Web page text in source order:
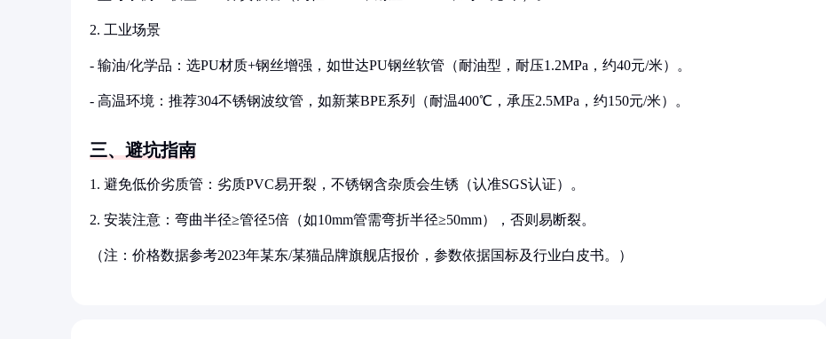
2. 工业场景
- 输油/化学品：选PU材质+钢丝增强，如世达PU钢丝软管（耐油型，耐压1.2MPa，约40元/米）。
- 高温环境：推荐304不锈钢波纹管，如新莱BPE系列（耐温400℃，承压2.5MPa，约150元/米）。
三、避坑指南
1. 避免低价劣质管：劣质PVC易开裂，不锈钢含杂质会生锈（认准SGS认证）。
2. 安装注意：弯曲半径≥管径5倍（如10mm管需弯折半径≥50mm），否则易断裂。
（注：价格数据参考2023年某东/某猫品牌旗舰店报价，参数依据国标及行业白皮书。）